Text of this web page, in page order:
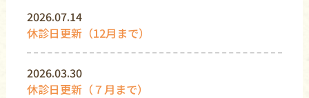
2026.07.14
休診日更新（12月まで）
2026.03.30
休診日更新（７月まで）